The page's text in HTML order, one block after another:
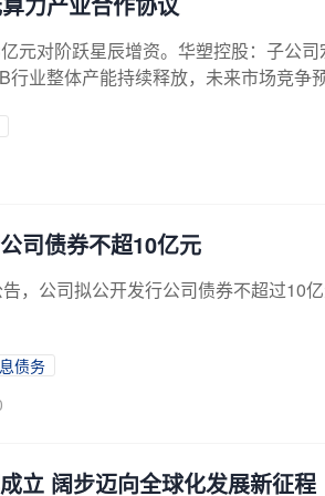
元对阶跃星辰增资。华塑控股：子公
行业整体产能持续释放，未来市场竞争
司债券不超10亿元
，公司拟公开发行公司债券不超过10
债务
立 阔步迈向全球化发展新征程